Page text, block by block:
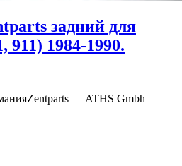
задний для
911) 1984-1990.
Zentparts — ATHS Gmbh